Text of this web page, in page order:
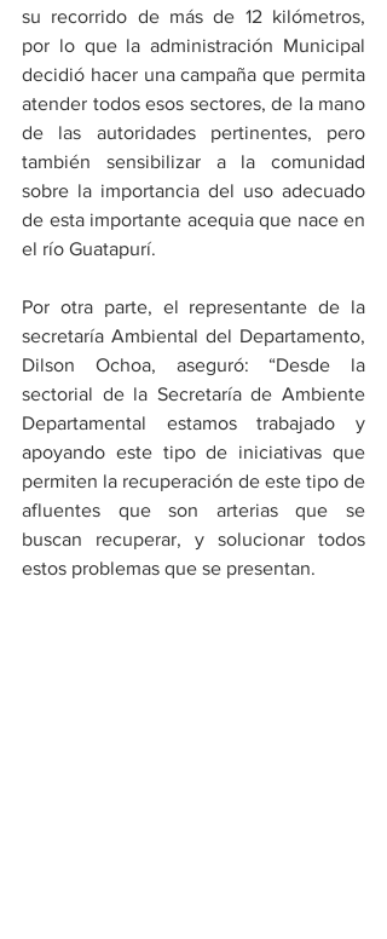
su recorrido de más de 12 kilómetros,
por lo que la administración Municipal
decidió hacer una campaña que permita
atender todos esos sectores, de la mano
de las autoridades pertinentes, pero
también sensibilizar a la comunidad
sobre la importancia del uso adecuado
de esta importante acequia que nace en
el río Guatapurí.
Por otra parte, el representante de la
secretaría Ambiental del Departamento,
Dilson Ochoa, aseguró: “Desde la
sectorial de la Secretaría de Ambiente
Departamental estamos trabajado y
apoyando este tipo de iniciativas que
permiten la recuperación de este tipo de
afluentes que son arterias que se
buscan recuperar, y solucionar todos
estos problemas que se presentan.